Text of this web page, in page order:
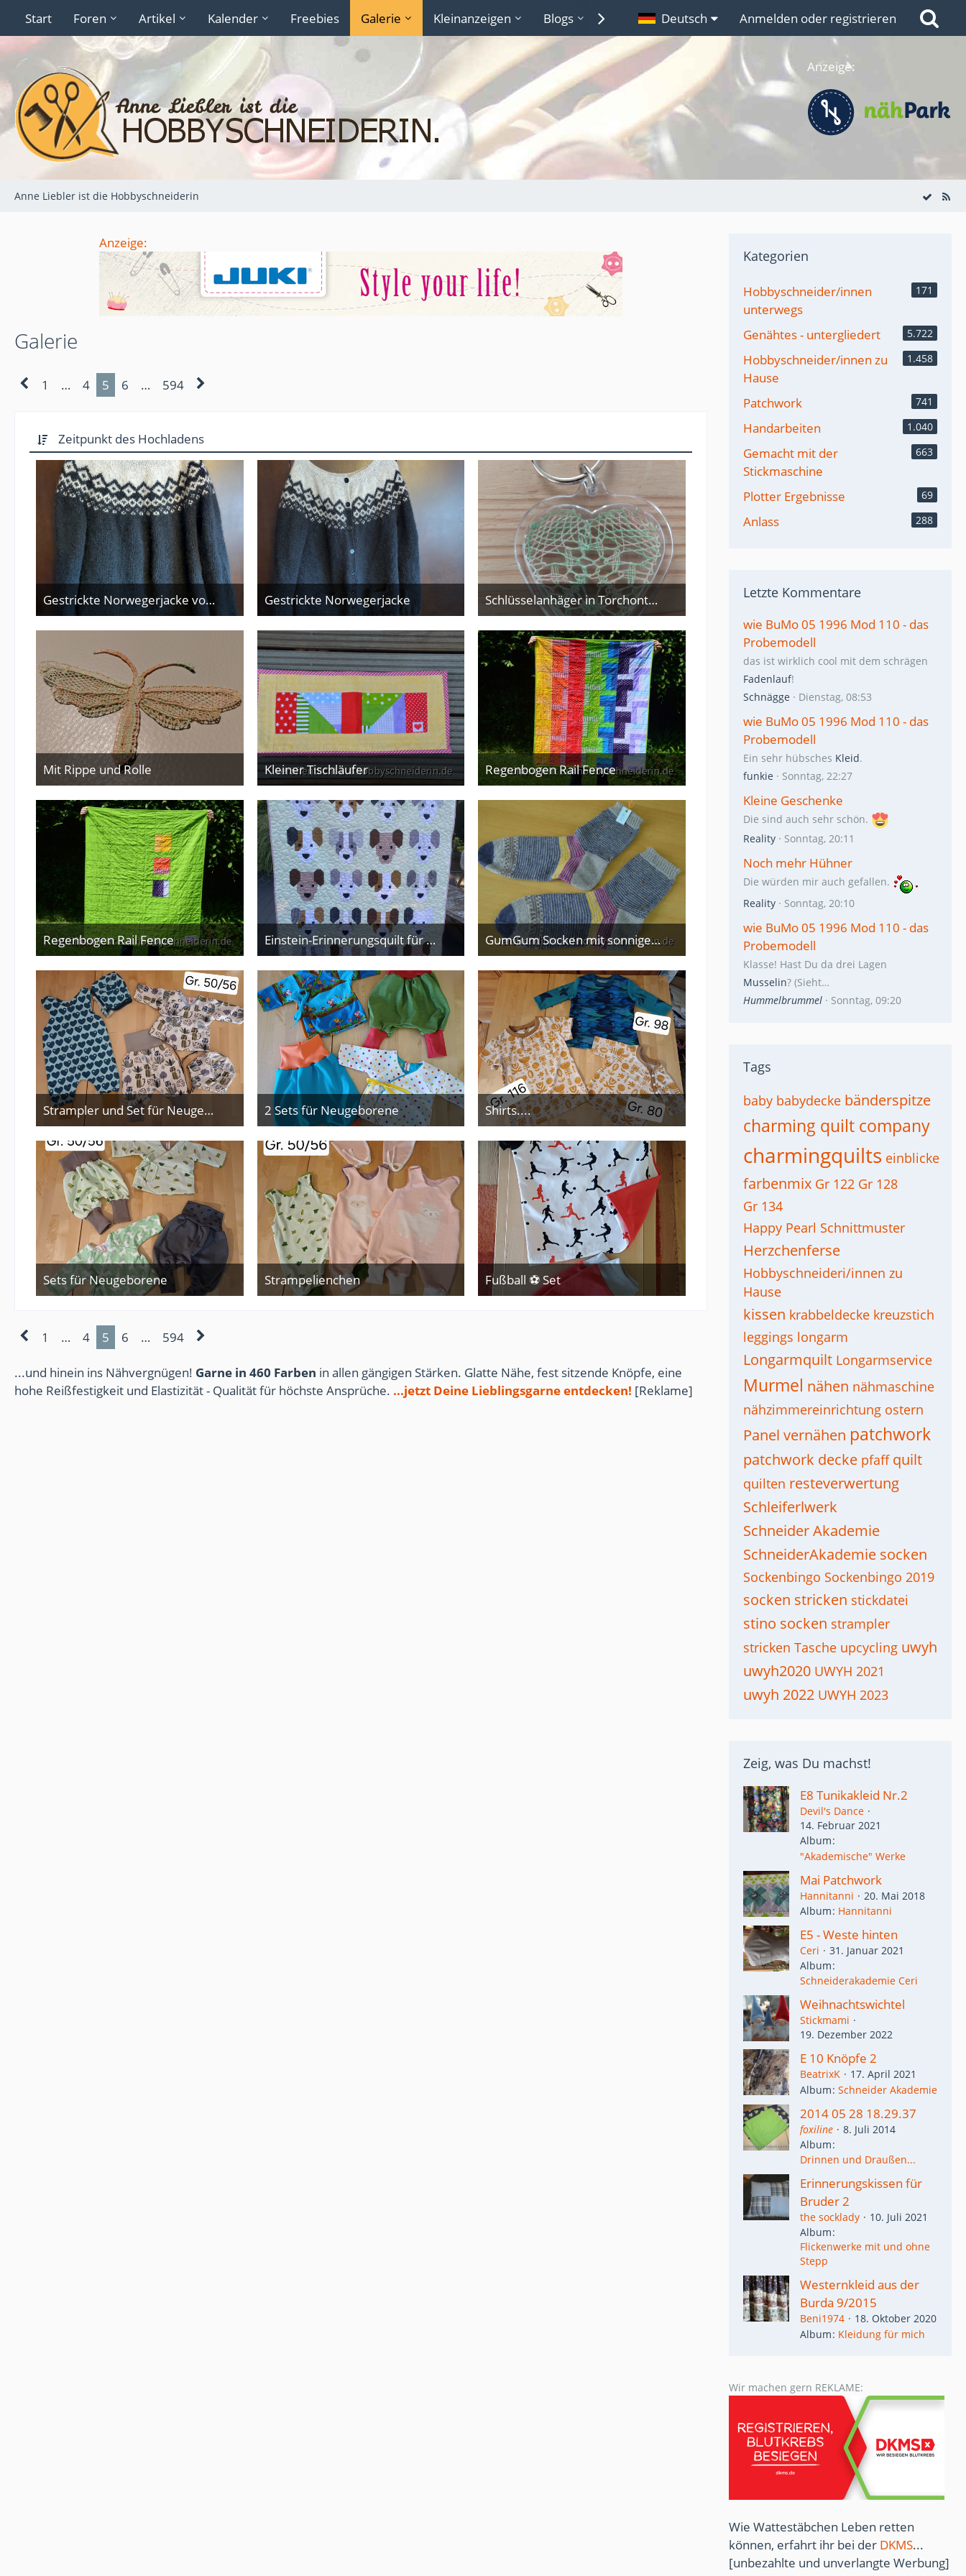
Start Foren Artikel Kalender Freebies Galerie Kleinanzeigen Blogs Lexikon Links
Deutsch Anmelden oder registrieren
Anzeige:
Anne Liebler ist die Hobbyschneiderin
Anzeige:
Galerie
1 … 4 5 6 … 594
Zeitpunkt des Hochladens
Gestrickte Norwegerjacke von hinten
15. Juni 2026
Gestrickte Norwegerjacke
15. Juni 2026
Schlüsselanhäger in Torchontechnik
14. Juni 2026
Mit Rippe und Rolle
14. Juni 2026
Kleiner Tischläufer
5. Juni 2026
Regenbogen Rail Fence
4. Juni 2026
Regenbogen Rail Fence
4. Juni 2026
Einstein-Erinnerungsquilt für die Tochter
2. Juni 2026
GumGum Socken mit sonnigem Blickfang
1. Juni 2026
Strampler und Set für Neugeborene
28. Mai 2026
2 Sets für Neugeborene
28. Mai 2026
Shirts....
28. Mai 2026
Sets für Neugeborene
28. Mai 2026
Strampelienchen
28. Mai 2026
Fußball ⚽️ Set
28. Mai 2026
1 … 4 5 6 … 594
...und hinein ins Nähvergnügen! Garne in 460 Farben in allen gängigen Stärken. Glatte Nähe, fest sitzende Knöpfe, eine
hohe Reißfestigkeit und Elastizität - Qualität für höchste Ansprüche. ...jetzt Deine Lieblingsgarne entdecken! [Reklame]
Kategorien
Hobbyschneider/innen
unterwegs
171
Genähtes - untergliedert 5.722
Hobbyschneider/innen zu
Hause
1.458
Patchwork 741
Handarbeiten 1.040
Gemacht mit der
Stickmaschine
663
Plotter Ergebnisse 69
Anlass 288
Letzte Kommentare
wie BuMo 05 1996 Mod 110 - das
Probemodell
das ist wirklich cool mit dem schrägen
Fadenlauf!
Schnägge
Dienstag, 08:53
wie BuMo 05 1996 Mod 110 - das
Probemodell
Ein sehr hübsches Kleid.
funkie
Sonntag, 22:27
Kleine Geschenke
Die sind auch sehr schön.
Reality
Sonntag, 20:11
Noch mehr Hühner
Die würden mir auch gefallen.
Reality
Sonntag, 20:10
wie BuMo 05 1996 Mod 110 - das
Probemodell
Klasse! Hast Du da drei Lagen
Musselin? (Sieht…
Hummelbrummel
Sonntag, 09:20
Tags
baby babydecke bänderspitze
charming quilt company
charmingquilts einblicke
farbenmix Gr 122 Gr 128
Gr 134
Happy Pearl Schnittmuster
Herzchenferse
Hobbyschneideri/innen zu
Hause
kissen krabbeldecke kreuzstich
leggings longarm
Longarmquilt Longarmservice
Murmel nähen nähmaschine
nähzimmereinrichtung ostern
Panel vernähen patchwork
patchwork decke pfaff quilt
quilten resteverwertung
Schleiferlwerk
Schneider Akademie
SchneiderAkademie socken
Sockenbingo Sockenbingo 2019
socken stricken stickdatei
stino socken strampler
stricken Tasche upcycling uwyh
uwyh2020 UWYH 2021
uwyh 2022 UWYH 2023
Zeig, was Du machst!
E8 Tunikakleid Nr.2
Devil's Dance
14. Februar 2021
Album
"Akademische" Werke
Mai Patchwork
Hannitanni
20. Mai 2018
Album Hannitanni
E5 - Weste hinten
Ceri
31. Januar 2021
Album
Schneiderakademie Ceri
Weihnachtswichtel
Stickmami
19. Dezember 2022
E 10 Knöpfe 2
BeatrixK
17. April 2021
Album Schneider Akademie
2014 05 28 18.29.37
foxiline
8. Juli 2014
Album
Drinnen und Draußen...
Erinnerungskissen für
Bruder 2
the socklady
10. Juli 2021
Album
Flickenwerke mit und ohne
Stepp
Westernkleid aus der
Burda 9/2015
Beni1974
18. Oktober 2020
Album Kleidung für mich
Wir machen gern REKLAME:
Wie Wattestäbchen Leben retten
können, erfahrt ihr bei der DKMS...
[unbezahlte und unverlangte Werbung]